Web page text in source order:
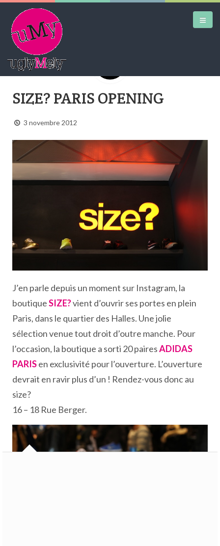
AIRTRAINERPEDIA
STREET ART
MW SHIFT
DAILY CITY
CONTACT
SIZE? PARIS OPENING
3 novembre 2012
J’en parle depuis un moment sur Instagram, la
boutiqueSIZE?vient d’ouvrir ses portes en plein
Paris, dans le quartier des Halles. Une jolie
sélection venue tout droit d’outre manche. Pour
l’occasion, la boutique a sorti 20 pairesADIDAS
PARISen exclusivité pour l’ouverture. L’ouverture
devrait en ravir plus d’un ! Rendez-vous donc au
size?
16 – 18 Rue Berger.